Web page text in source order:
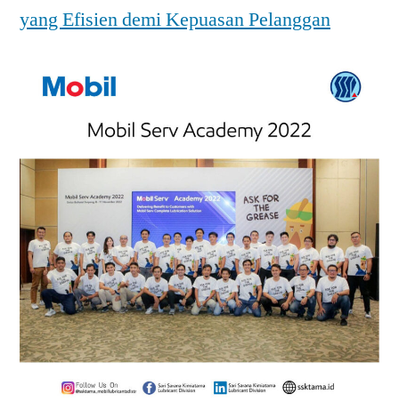
yang Efisien demi Kepuasan Pelanggan